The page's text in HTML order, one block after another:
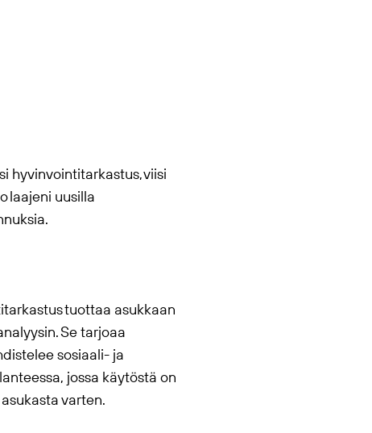
hyvinvointitarkastus, viisi
laajeni uusilla
tuottaa asukkaan
Se tarjoaa
sosiaali- ja
jossa käytöstä on
varten.